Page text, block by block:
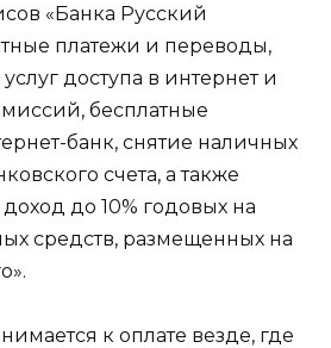
«Банка Русский
платежи и переводы,
доступа в интернет и
бесплатные
банк, снятие наличных
счета, а также
до 10% годовых на
средств, размещенных на
к оплате везде, где